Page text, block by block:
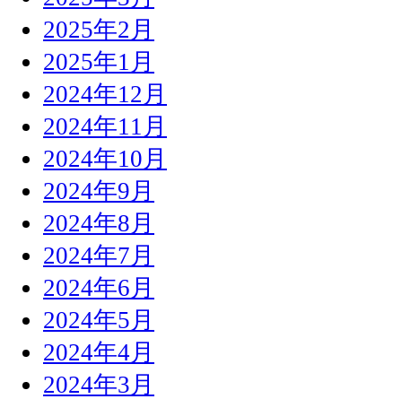
2025年2月
2025年1月
2024年12月
2024年11月
2024年10月
2024年9月
2024年8月
2024年7月
2024年6月
2024年5月
2024年4月
2024年3月